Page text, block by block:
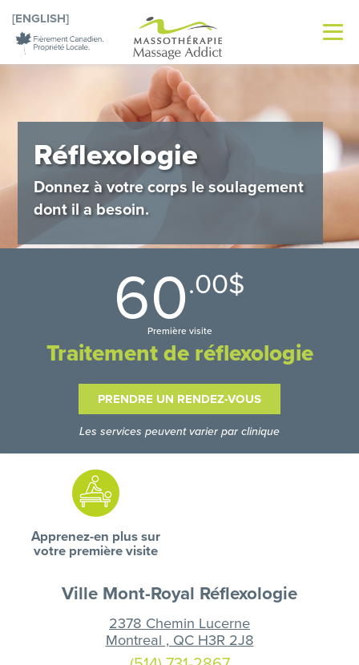
[ENGLISH]
Réflexologie
Donnez à votre corps le soulagement
dont il a besoin.
60.00$
Première visite
Traitement de réflexologie
PRENDRE UN RENDEZ-VOUS
Les services peuvent varier par clinique
Apprenez-en plus sur
votre première visite
Ville Mont-Royal Réflexologie
2378 Chemin Lucerne
Montreal , QC H3R 2J8